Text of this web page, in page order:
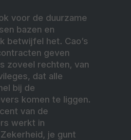
voor de duurzame
bazen en
betwijfel het. Cao’s
geven
zoveel rechten, van
dat alle
bij de
komen te liggen.
van de
werkt in
je gunt